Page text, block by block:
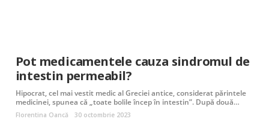
Pot medicamentele cauza sindromul de
intestin permeabil?
Hipocrat, cel mai vestit medic al Greciei antice, considerat părintele
medicinei, spunea că „toate bolile încep în intestin”. După două…
Florentina Oancă 30 octombrie 2023